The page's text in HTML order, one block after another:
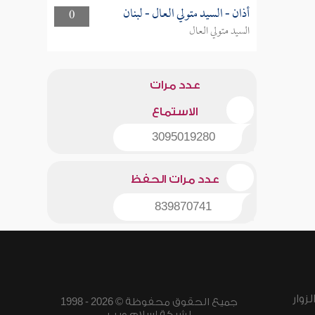
0
أذان - السيد متولي العال - لبنان
السيد متولي العال
عدد مرات
الاستماع
3095019280
عدد مرات الحفظ
839870741
جميع الحقوق محفوظة © 2026 - 1998